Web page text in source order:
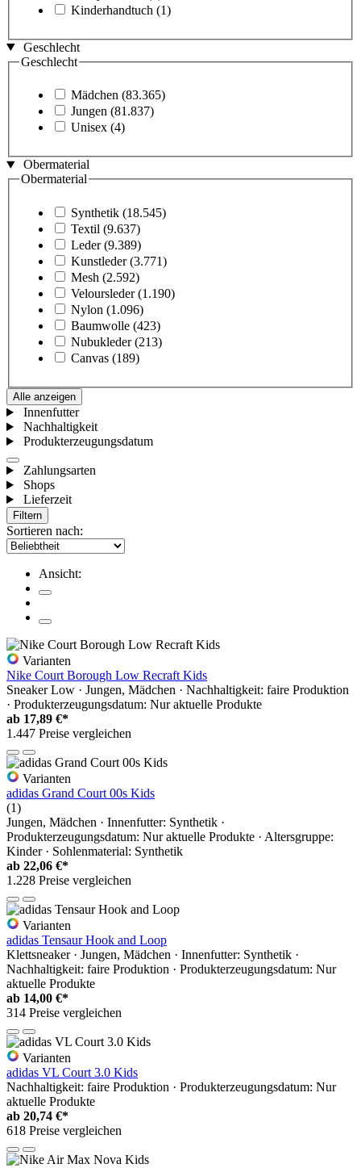
Kinderhandtuch (1)
Geschlecht
Geschlecht
Mädchen (83.365)
Jungen (81.837)
Unisex (4)
Obermaterial
Obermaterial
Synthetik (18.545)
Textil (9.637)
Leder (9.389)
Kunstleder (3.771)
Mesh (2.592)
Veloursleder (1.190)
Nylon (1.096)
Baumwolle (423)
Nubukleder (213)
Canvas (189)
Alle anzeigen
Innenfutter
Nachhaltigkeit
Produkterzeugungsdatum
Zahlungsarten
Shops
Lieferzeit
Filtern
Sortieren nach:
Ansicht:
Varianten
Nike Court Borough Low Recraft Kids
Sneaker Low · Jungen, Mädchen · Nachhaltigkeit: faire Produktion
· Produkterzeugungsdatum: Nur aktuelle Produkte
ab 17,89 €*
1.447 Preise vergleichen
Varianten
adidas Grand Court 00s Kids
(1)
Jungen, Mädchen · Innenfutter: Synthetik ·
Produkterzeugungsdatum: Nur aktuelle Produkte · Altersgruppe:
Kinder · Sohlenmaterial: Synthetik
ab 22,06 €*
1.228 Preise vergleichen
Varianten
adidas Tensaur Hook and Loop
Klettsneaker · Jungen, Mädchen · Innenfutter: Synthetik ·
Nachhaltigkeit: faire Produktion · Produkterzeugungsdatum: Nur
aktuelle Produkte
ab 14,00 €*
314 Preise vergleichen
Varianten
adidas VL Court 3.0 Kids
Nachhaltigkeit: faire Produktion · Produkterzeugungsdatum: Nur
aktuelle Produkte
ab 20,74 €*
618 Preise vergleichen